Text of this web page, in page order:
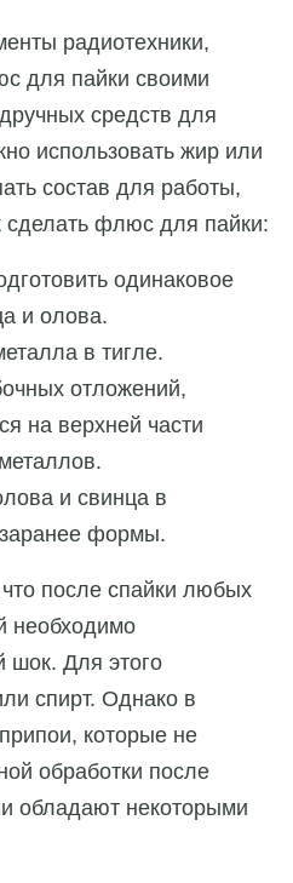
радиотехники,
для пайки своими
средств для
использовать жир или
состав для работы,
сделать флюс для пайки:
одинаковое
и олова.
в тигле.
отложений,
на верхней части
и свинца в
формы.
после спайки любых
необходимо
шок. Для этого
спирт. Однако в
которые не
обработки после
обладают некоторыми